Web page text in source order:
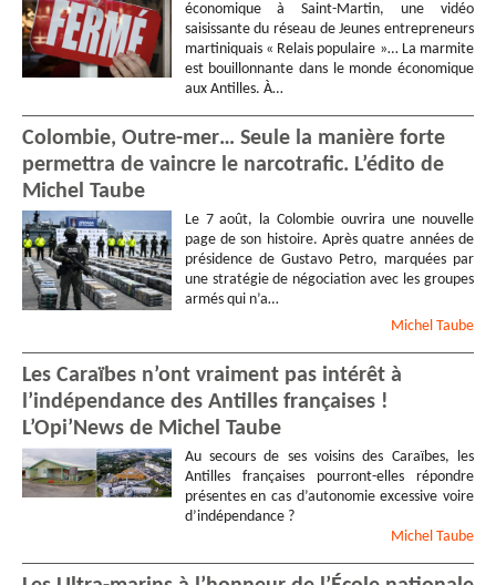
économique à Saint-Martin, une vidéo
saisissante du réseau de Jeunes entrepreneurs
martiniquais « Relais populaire »… La marmite
est bouillonnante dans le monde économique
aux Antilles. À…
Colombie, Outre-mer… Seule la manière forte
permettra de vaincre le narcotrafic. L’édito de
Michel Taube
Le 7 août, la Colombie ouvrira une nouvelle
page de son histoire. Après quatre années de
présidence de Gustavo Petro, marquées par
une stratégie de négociation avec les groupes
armés qui n’a…
Michel Taube
Les Caraïbes n’ont vraiment pas intérêt à
l’indépendance des Antilles françaises !
L’Opi’News de Michel Taube
Au secours de ses voisins des Caraïbes, les
Antilles françaises pourront-elles répondre
présentes en cas d’autonomie excessive voire
d’indépendance ?
Michel Taube